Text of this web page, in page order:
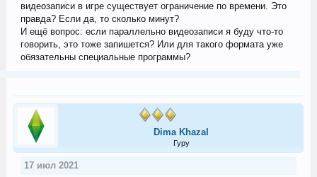
видеозаписи в игре существует ограничение по времени. Это
правда? Если да, то сколько минут?
И ещё вопрос: если параллельно видеозаписи я буду что-то
говорить, это тоже запишется? Или для такого формата уже
обязательны специальные программы?
Dima Khazal
Гуру
17 июл 2021